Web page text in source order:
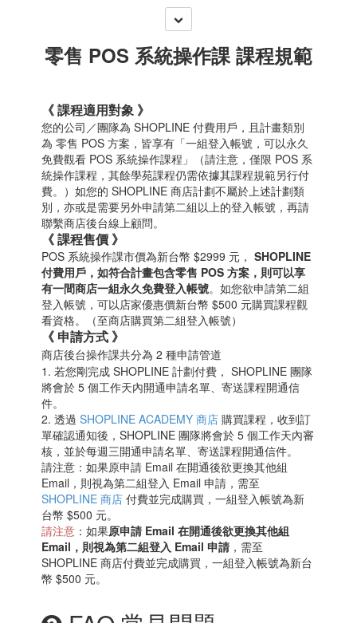
零售 POS 系統操作課 課程規範
《 課程適用對象 》
您的公司／團隊為 SHOPLINE 付費用戶，且計畫類別
為 零售 POS 方案，皆享有「一組登入帳號，可以永久
免費觀看 POS 系統操作課程」（請注意，僅限 POS 系
統操作課程，其餘學苑課程仍需依據其課程規範另行付
費。）如您的 SHOPLINE 商店計劃不屬於上述計劃類
別，亦或是需要另外申請第二組以上的登入帳號，再請
聯繫商店後台線上顧問。
《 課程售價 》
POS 系統操作課市價為新台幣 $2999 元，SHOPLINE
付費用戶，如符合計畫包含零售 POS 方案，則可以享
有一間商店一組永久免費登入帳號。如您欲申請第二組
登入帳號，可以店家優惠價新台幣 $500 元購買課程觀
看資格。（至商店購買第二組登入帳號）
《 申請方式 》
商店後台操作課共分為 2 種申請管道
1. 若您剛完成 SHOPLINE 計劃付費， SHOPLINE 團隊
將會於 5 個工作天內開通申請名單、寄送課程開通信
件。
2. 透過SHOPLINE ACADEMY 商店 購買課程，收到訂
單確認通知後，SHOPLINE 團隊將會於 5 個工作天內審
核，並於每週三開通申請名單、寄送課程開通信件。
請注意：如果原申請 Email 在開通後欲更換其他組
Email，則視為第二組登入 Email 申請，需至
SHOPLINE 商店 付費並完成購買，一組登入帳號為新
台幣 $500 元。
請注意 ：如果原申請 Email 在開通後欲更換其他組
Email，則視為第二組登入 Email 申請 ，需至
SHOPLINE 商店付費並完成購買，一組登入帳號為新台
幣 $500 元。